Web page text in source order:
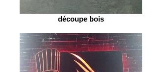
découpe bois